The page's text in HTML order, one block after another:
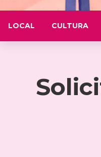
LOCAL CULTURA